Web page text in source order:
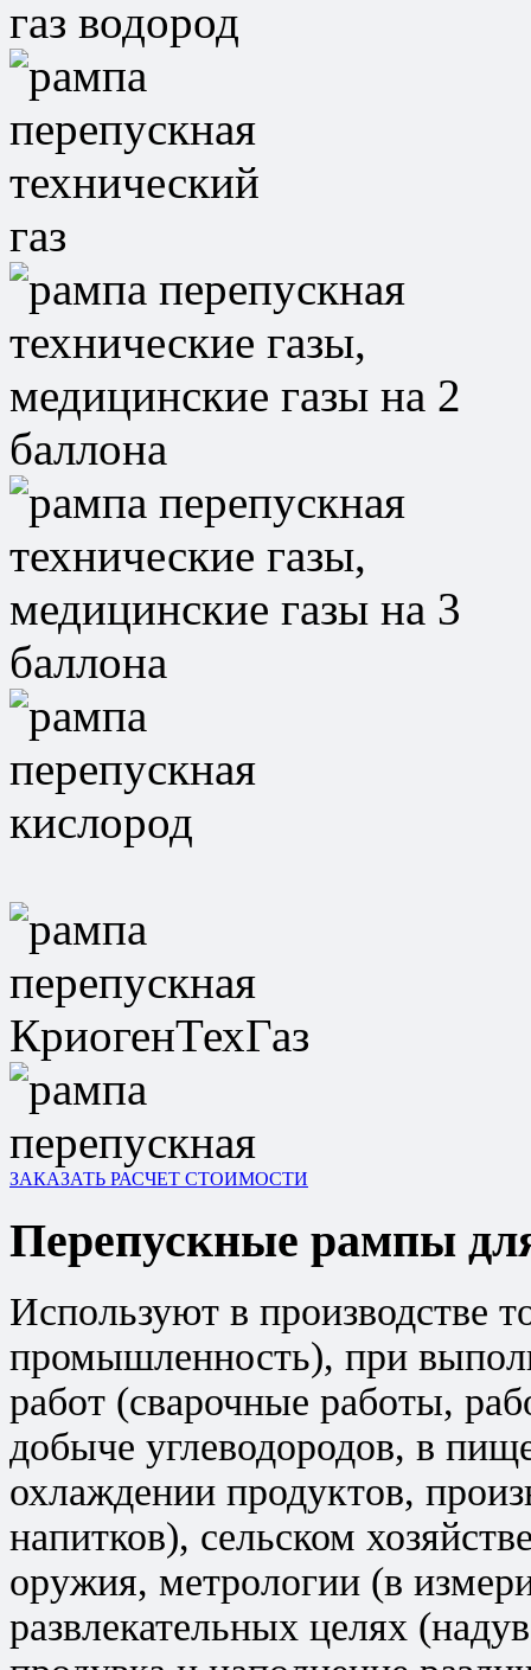
ЗАКАЗАТЬ РАСЧЕТ СТОИМОСТИ
Перепускные рампы
Используют в производстве
промышленность), при
работ (сварочные работы,
добыче углеводородов, в
охлаждении продуктов,
напитков), сельском
оружия, метрологии (в
развлекательных целях